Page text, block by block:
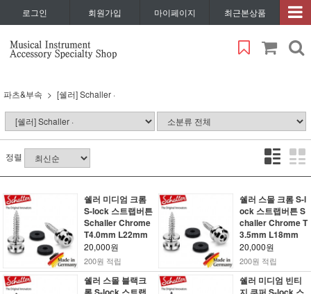
로그인 회원가입 마이페이지 최근본상품
파츠&부속 [쉘러] Schaller ·
정렬
쉘러 미디엄 크롬
S-lock 스트랩버튼
Schaller Chrome
T4.0mm L22mm
20,000원
200원 적립
쉘러 스몰 크롬 S-l
ock 스트랩버튼 S
challer Chrome T
3.5mm L18mm
20,000원
200원 적립
쉘러 스몰 블랙크
쉘러 미디엄 빈티